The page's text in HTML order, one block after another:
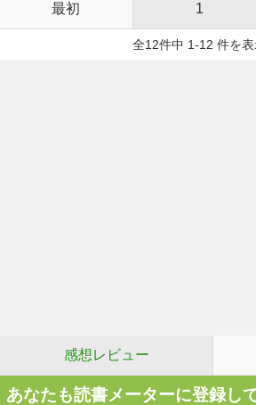
最初 1
全12件中 1-12 件を表
感想レビュー
あなたも読書メーターに登録し